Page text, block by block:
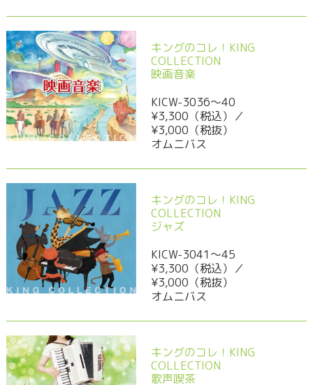
キングのコレ！KING
COLLECTION
映画音楽
KICW-3036～40
¥3,300（税込）／
¥3,000（税抜）
オムニバス
キングのコレ！KING
COLLECTION
ジャズ
KICW-3041～45
¥3,300（税込）／
¥3,000（税抜）
オムニバス
キングのコレ！KING
COLLECTION
歌声喫茶